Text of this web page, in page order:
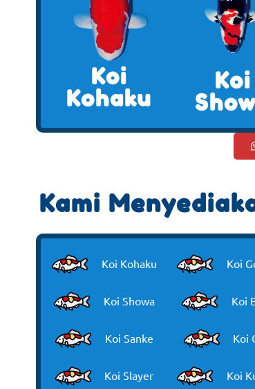
Koi
Kohaku
Koi
Kami
Koi Kohaku
Koi Showa
Koi Sanke
Koi Slayer
Koi
Koi
Koi
Koi